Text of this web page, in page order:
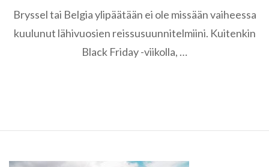
joulumarkkinat
hitti
vai
Bryssel tai Belgia ylipäätään ei ole missään vaiheessa
kuulunut lähivuosien reissusuunnitelmiini. Kuitenkin
Black Friday -viikolla, …